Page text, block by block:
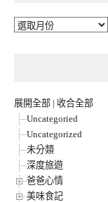
彙
展開全部 | 收合全部
Uncategoried
Uncategorized
未分類
深度旅遊
爸爸心情
美味食記